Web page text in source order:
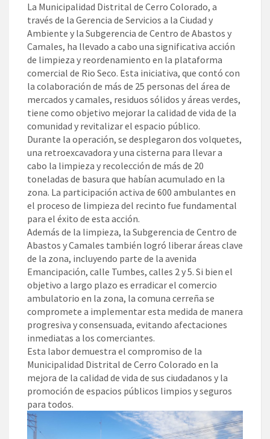
La Municipalidad Distrital de Cerro Colorado, a
través de la Gerencia de Servicios a la Ciudad y
Ambiente y la Subgerencia de Centro de Abastos y
Camales, ha llevado a cabo una significativa acción
de limpieza y reordenamiento en la plataforma
comercial de Rio Seco. Esta iniciativa, que contó con
la colaboración de más de 25 personas del área de
mercados y camales, residuos sólidos y áreas verdes,
tiene como objetivo mejorar la calidad de vida de la
comunidad y revitalizar el espacio público.
Durante la operación, se desplegaron dos volquetes,
una retroexcavadora y una cisterna para llevar a
cabo la limpieza y recolección de más de 20
toneladas de basura que habían acumulado en la
zona. La participación activa de 600 ambulantes en
el proceso de limpieza del recinto fue fundamental
para el éxito de esta acción.
Además de la limpieza, la Subgerencia de Centro de
Abastos y Camales también logró liberar áreas clave
de la zona, incluyendo parte de la avenida
Emancipación, calle Tumbes, calles 2 y 5. Si bien el
objetivo a largo plazo es erradicar el comercio
ambulatorio en la zona, la comuna cerreña se
compromete a implementar esta medida de manera
progresiva y consensuada, evitando afectaciones
inmediatas a los comerciantes.
Esta labor demuestra el compromiso de la
Municipalidad Distrital de Cerro Colorado en la
mejora de la calidad de vida de sus ciudadanos y la
promoción de espacios públicos limpios y seguros
para todos.